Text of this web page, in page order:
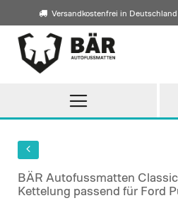
Versandkostenfrei in Deutschland
Direkt
zum
Inhalt
BÄR Autofussmatten
Kettelung passend für Ford